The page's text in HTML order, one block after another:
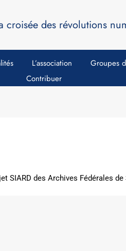
croisée des révolutions
L’association Groupes
Contribuer
SIARD des Archives Fédérales de